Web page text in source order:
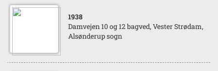
1938
Damvejen 10 og 12 bagved, Vester Strødam,
Alsønderup sogn